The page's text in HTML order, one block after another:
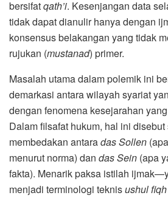
bersifatqath’i. Kesenjangan data
tidak dapat dianulir hanya dengan
konsensus belakangan yang tidak
rujukan (mustanad) primer.
Masalah utama dalam polemik ini
demarkasi antara wilayah syariat
dengan fenomena kesejarahan
Dalam filsafat hukum, hal ini
membedakan antaradas Sollen
menurut norma) dan das Sein (apa
fakta). Menarik paksa istilah
menjadi terminologi teknisushul fiqh